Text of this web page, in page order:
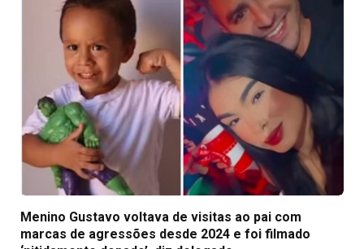
Menino Gustavo voltava de visitas ao pai com
marcas de agressões desde 2024 e foi filmado